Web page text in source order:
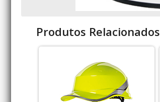
Produtos Relacionados